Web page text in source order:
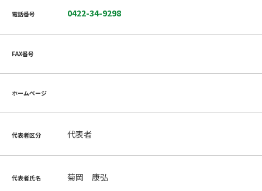
電話番号 0422-34-9298
FAX番号
ホームページ
代表者区分 代表者
代表者氏名 菊岡 康弘